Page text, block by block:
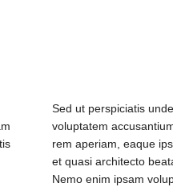
Sed ut perspiciatis
voluptatem
rem aperiam, eaque
et quasi architecto
Nemo enim ipsam